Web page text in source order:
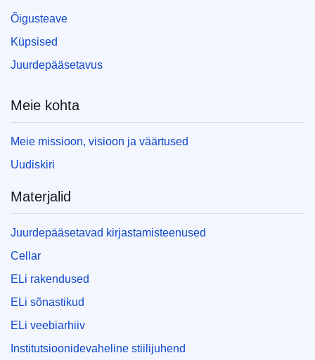
Õigusteave
Küpsised
Juurdepääsetavus
Meie kohta
Meie missioon, visioon ja väärtused
Uudiskiri
Materjalid
Juurdepääsetavad kirjastamisteenused
Cellar
ELi rakendused
ELi sõnastikud
ELi veebiarhiiv
Institutsioonidevaheline stiilijuhend